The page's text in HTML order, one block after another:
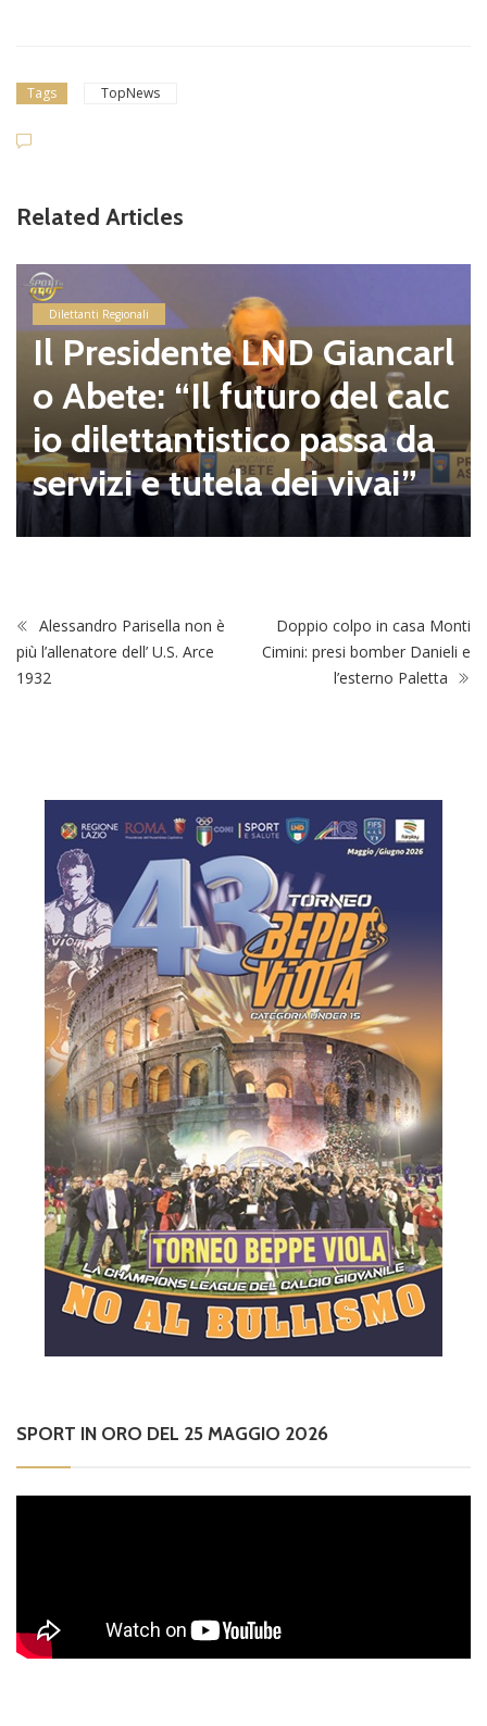
Tags TopNews
Related Articles
Dilettanti Regionali
Il Presidente LND Giancarl
o Abete: “Il futuro del calc
io dilettantistico passa da
servizi e tutela dei vivai”
Alessandro Parisella non è
più l’allenatore dell’ U.S. Arce
1932
Doppio colpo in casa Monti
Cimini: presi bomber Danieli e
l’esterno Paletta
SPORT IN ORO DEL 25 MAGGIO 2026